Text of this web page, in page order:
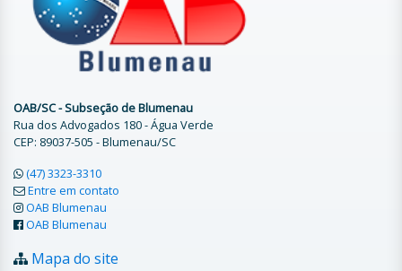
OAB/SC - Subseção de Blumenau
Rua dos Advogados 180 - Água Verde
CEP: 89037-505 - Blumenau/SC
(47) 3323-3310
Entre em contato
OAB Blumenau
OAB Blumenau
Mapa do site